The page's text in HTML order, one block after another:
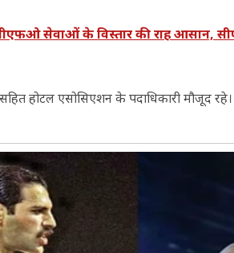
सेवाओं के विस्तार की राह आसान,
होटल एसोसिएशन के पदाधिकारी मौजूद रहे।